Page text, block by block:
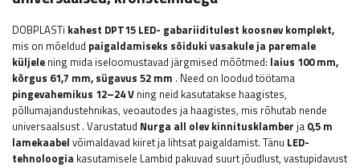
DOBPLASTi kahest DPT15 LED- gabariiditulest koosnev komplekt,
mis on mõeldud paigaldamiseks sõiduki vasakule ja paremale
küljele ning mida iseloomustavad järgmised mõõtmed: laius 100 mm,
kõrgus 61,7 mm, sügavus 52 mm . Need on loodud töötama
pingevahemikus 12–24 V ning neid kasutatakse haagistes,
põllumajandustehnikas, veoautodes ja haagistes, mis rõhutab nende
universaalsust. Varustatud Nurga all olev kinnitusklamber ja 0,5 m
lamekaabel võimaldavad kiiret ja lihtsat paigaldamist. Tänu LED-
tehnoloogia kasutamisele Lambid pakuvad suurt jõudlust, vastupidavust